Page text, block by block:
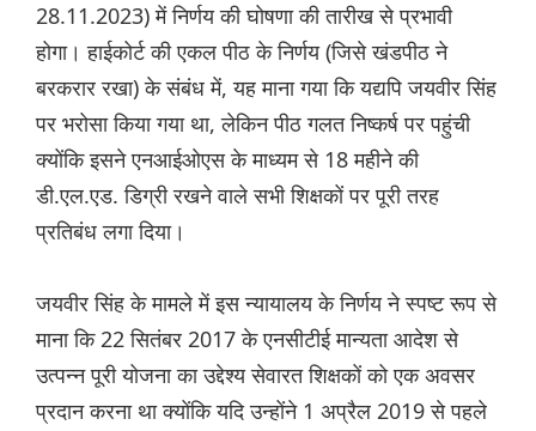
28.11.2023) में निर्णय की घोषणा की तारीख से प्रभावी
होगा। हाईकोर्ट की एकल पीठ के निर्णय (जिसे खंडपीठ ने
बरकरार रखा) के संबंध में, यह माना गया कि यद्यपि जयवीर सिंह
पर भरोसा किया गया था, लेकिन पीठ गलत निष्कर्ष पर पहुंची
क्योंकि इसने एनआईओएस के माध्यम से 18 महीने की
डी.एल.एड. डिग्री रखने वाले सभी शिक्षकों पर पूरी तरह
प्रतिबंध लगा दिया।
जयवीर सिंह के मामले में इस न्यायालय के निर्णय ने स्पष्ट रूप से
माना कि 22 सितंबर 2017 के एनसीटीई मान्यता आदेश से
उत्पन्न पूरी योजना का उद्देश्य सेवारत शिक्षकों को एक अवसर
प्रदान करना था क्योंकि यदि उन्होंने 1 अप्रैल 2019 से पहले